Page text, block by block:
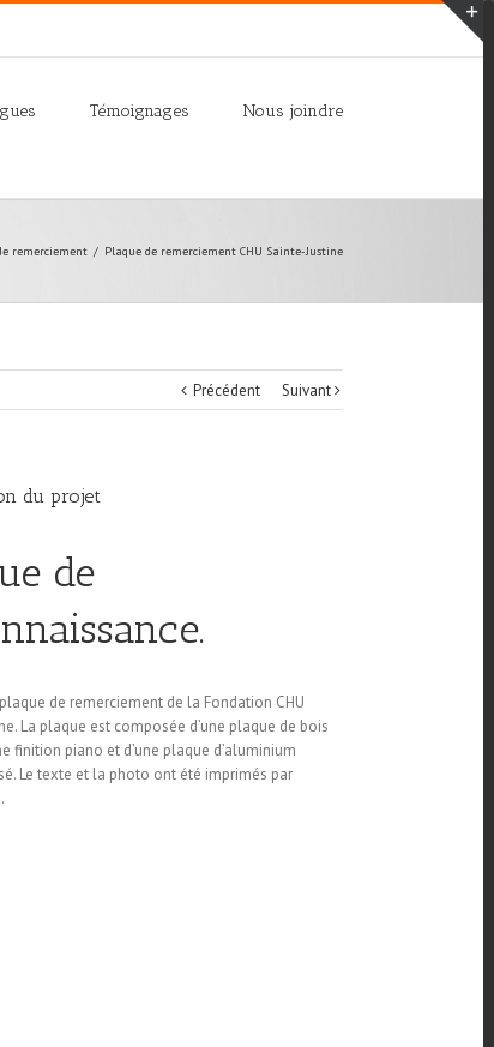
Témoignages Nous joindre
remerciement / Plaque de remerciement CHU Sainte-Justine
Précédent Suivant
du projet
de
de remerciement de la Fondation CHU
La plaque est composée d’une plaque de bois
finition piano et d’une plaque d’aluminium
Le texte et la photo ont été imprimés par